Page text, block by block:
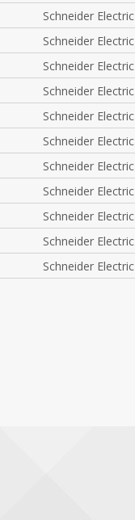
Schneider Electric
Schneider Electric
Schneider Electric
Schneider Electric
Schneider Electric
Schneider Electric
Schneider Electric
Schneider Electric
Schneider Electric
Schneider Electric
Schneider Electric